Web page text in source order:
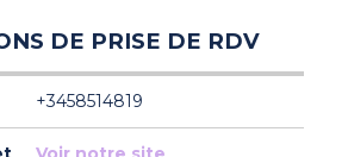
DE PRISE DE RDV
+3458514819